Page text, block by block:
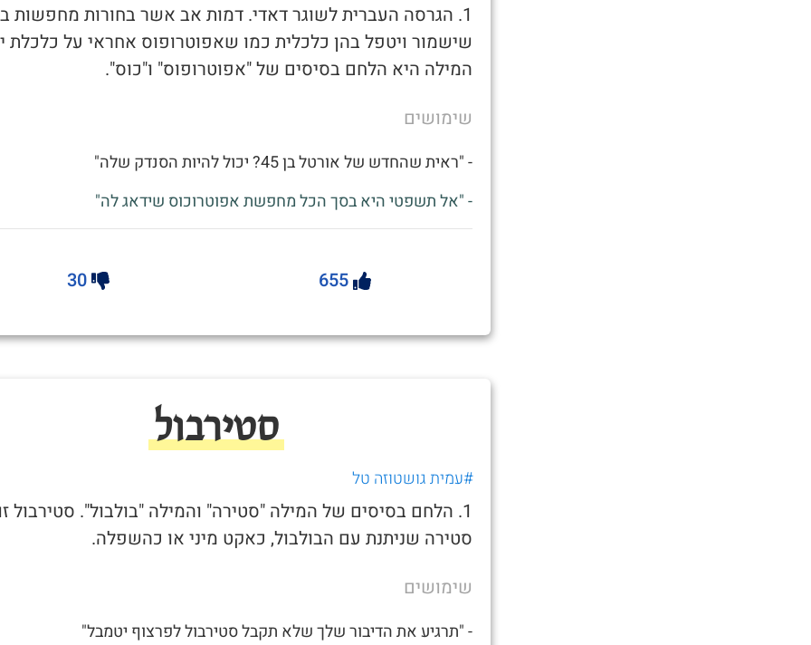
1. הגרסה העברית לשוגר דאדי. דמות אב אשר בחורות מחפשות
שישמור ויטפל בהן כלכלית כמו שאפוטרופוס אחראי על כלכלת
המילה היא הלחם בסיסים של "אפוטרופוס" ו"כוס".
שימושים
- "ראית שהחדש של אורטל בן 45? יכול להיות הסנדק שלה"
- "אל תשפטי היא בסך הכל מחפשת אפוטרוכוס שידאג לה"
655
30
סטירבול
#עמית גושטוזה טל
1. הלחם בסיסים של המילה "סטירה" והמילה "בולבול". סטירבול
סטירה שניתנת עם הבולבול, כאקט מיני או כהשפלה.
שימושים
- "תרגיע את הדיבור שלך שלא תקבל סטירבול לפרצוף יטמבל"